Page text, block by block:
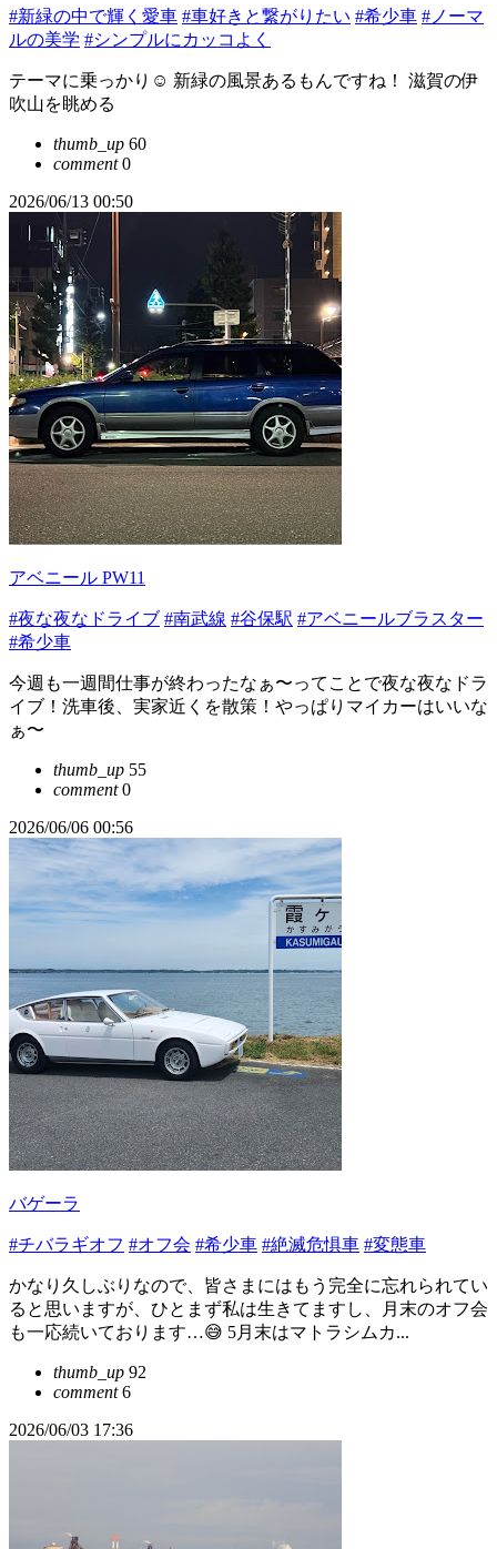
#新緑の中で輝く愛車 #車好きと繋がりたい #希少車 #ノーマ
ルの美学 #シンプルにカッコよく
テーマに乗っかり☺️ 新緑の風景あるもんですね！ 滋賀の伊
吹山を眺める
thumb_up 60
comment0
2026/06/13 00:50
アベニール PW11
#夜な夜なドライブ #南武線 #谷保駅 #アベニールブラスター
#希少車
今週も一週間仕事が終わったなぁ〜ってことで夜な夜なドラ
イブ！洗車後、実家近くを散策！やっぱりマイカーはいいな
ぁ〜
thumb_up 55
comment0
2026/06/06 00:56
バゲーラ
#チバラギオフ #オフ会 #希少車 #絶滅危惧車 #変態車
かなり久しぶりなので、皆さまにはもう完全に忘れられてい
ると思いますが、ひとまず私は生きてますし、月末のオフ会
も一応続いております…😅 5月末はマトラシムカ...
thumb_up 92
comment6
2026/06/03 17:36